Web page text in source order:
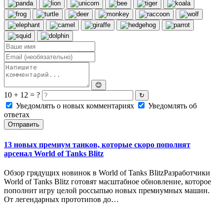
😊
10 + 12 = ? ↻
Уведомлять о новых комментариях
Уведомлять об
ответах
Отправить
13 новых премиум танков, которые скоро пополнят
арсенал World of Tanks Blitz
Обзор грядущих новинок в World of Tanks BlitzРазработчики
World of Tanks Blitz готовят масштабное обновление, которое
пополнит игру целой россыпью новых премиумных машин.
От легендарных прототипов до…